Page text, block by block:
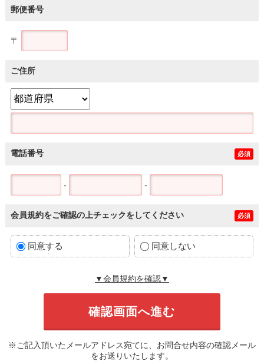
郵便番号
〒
ご住所
電話番号 必須
- -
会員規約をご確認の上チェックをしてください 必須
同意する 同意しない
▼会員規約を確認▼
※ご記入頂いたメールアドレス宛てに、お問合せ内容の確認メール
をお送りいたします。